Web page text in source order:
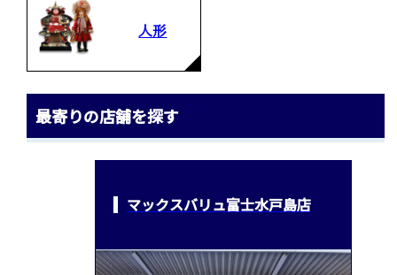
人形
最寄りの店舗を探す
マックスバリュ富士水戸島店